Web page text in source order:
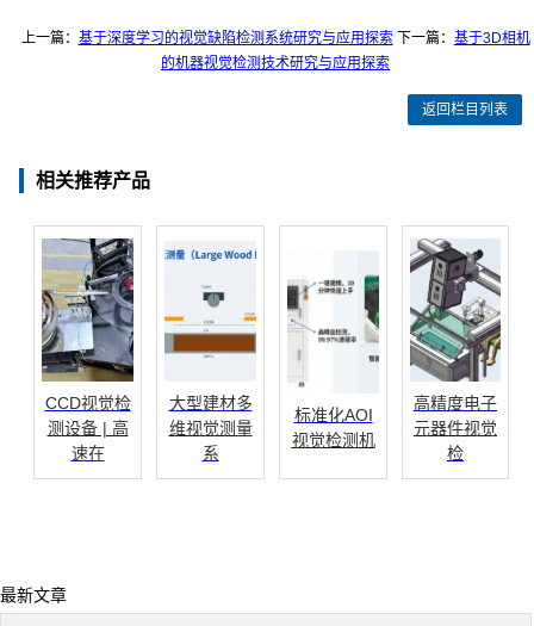
上一篇： 基于深度学习的视觉缺陷检测系统研究与应用探索下一篇： 基于3D相机
的机器视觉检测技术研究与应用探索
返回栏目列表
相关推荐产品
CCD视觉检
测设备 | 高
速在
大型建材多
维视觉测量
系
标准化AOI
视觉检测机
高精度电子
元器件视觉
检
最新文章